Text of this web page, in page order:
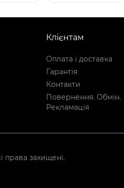
Клієнтам
Оплата і доставка
Гарантія
Контакти
Повернення. Обмін.
Рекламація
права захищені.